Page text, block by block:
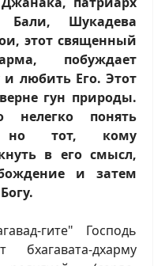
Шукадева
этот священный
побуждает
любить Его. Этот
гун природы.
понять
но тот, кому
в его смысл,
и затем
гите" Господь
бхагавата-дхарму